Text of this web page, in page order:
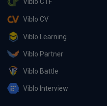
Viblo CTF
Viblo CV
Viblo Learning
Viblo Partner
Viblo Battle
Viblo Interview